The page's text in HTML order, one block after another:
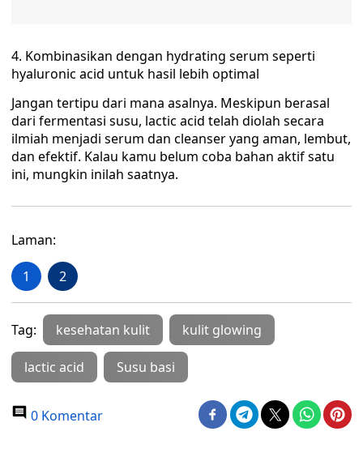
4. Kombinasikan dengan hydrating serum seperti
hyaluronic acid untuk hasil lebih optimal
Jangan tertipu dari mana asalnya. Meskipun berasal
dari fermentasi susu, lactic acid telah diolah secara
ilmiah menjadi serum dan cleanser yang aman, lembut,
dan efektif. Kalau kamu belum coba bahan aktif satu
ini, mungkin inilah saatnya.
Laman:
1 2
Tag: kesehatan kulit kulit glowing
lactic acid Susu basi
0 Komentar